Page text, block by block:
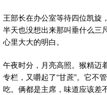
王部长在办公室等待四位凯旋
半天也没想出来那叫垂什么三
心里大大的明白。
午夜时分，月亮高照。猴精迈
专栏，又嚼起了“甘蔗”。它不
吃。俩都是主席，味道应该差